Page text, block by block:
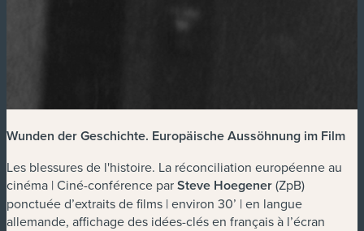
Wunden der Geschichte. Europäische Aussöhnung im Film
Les blessures de l'histoire. La réconciliation européenne au
cinéma | Ciné-conférence parSteve Hoegener(ZpB)
ponctuée d’extraits de films | environ 30’ | en langue
allemande, affichage des idées-clés en français à l’écran